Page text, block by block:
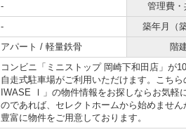
- 管理費・
- 築年月（
アパート / 軽量鉄骨 階
コンビニ「ミニストップ 岡崎下和田店」が
自走式駐車場がご利用いただけます。こち
IWASE Ⅰ」の物件情報をお探しならお気軽
のであれば、セレクトホームから始めませ
豊富に物件をご用意しております。